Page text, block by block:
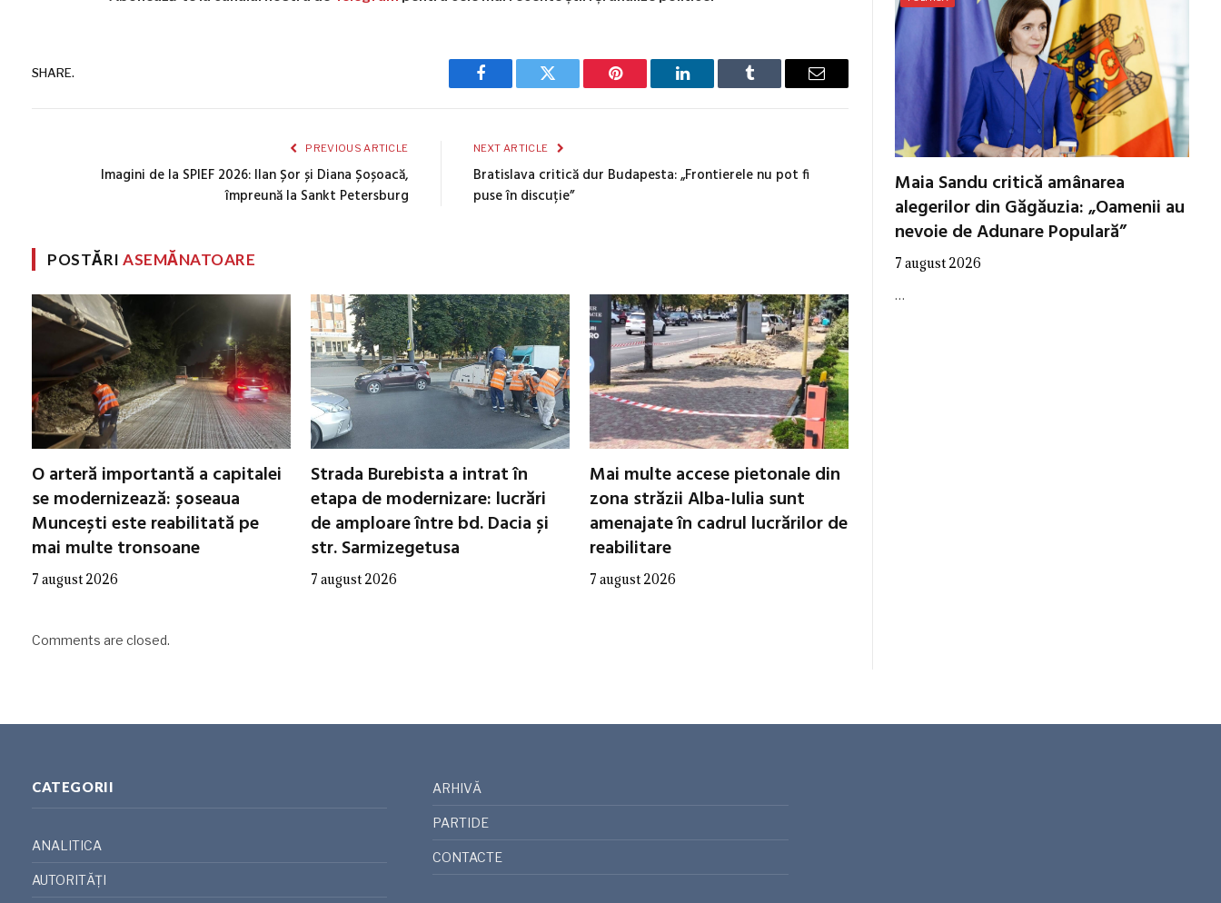
SHARE.
Facebook Twitter Pinterest LinkedIn Tumblr Email
PREVIOUS ARTICLE
Imagini de la SPIEF 2026: Ilan Șor și Diana Șoșoacă,
împreună la Sankt Petersburg
NEXT ARTICLE
Bratislava critică dur Budapesta: „Frontierele nu pot fi
puse în discuție”
POSTĂRIASEMĂNATOARE
O arteră importantă a capitalei
se modernizează: șoseaua
Muncești este reabilitată pe
mai multe tronsoane
7 august 2026
Strada Burebista a intrat în
etapa de modernizare: lucrări
de amploare între bd. Dacia și
str. Sarmizegetusa
7 august 2026
Mai multe accese pietonale din
zona străzii Alba-Iulia sunt
amenajate în cadrul lucrărilor de
reabilitare
7 august 2026
Comments are closed.
Maia Sandu critică amânarea
alegerilor din Găgăuzia: „Oamenii au
nevoie de Adunare Populară”
7 august 2026
…
CATEGORII
ANALITICA
AUTORITĂȚI
ARHIVĂ
PARTIDE
CONTACTE